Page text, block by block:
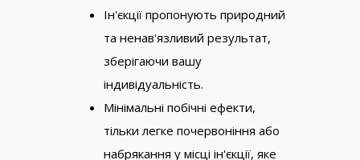
Ін'єкції пропонують природний
та ненав'язливий результат,
зберігаючи вашу
індивідуальність.
Мінімальні побічні ефекти,
тільки легке почервоніння або
набрякання у місці ін'єкції, яке